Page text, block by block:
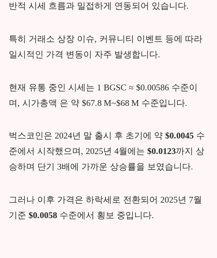
반적 시세 흐름과 밀접하게 연동되어 있습니다.
특히 거래소 상장 이슈, 커뮤니티 이벤트 등에 따라
일시적인 가격 변동이 자주 발생합니다.
현재 유통 중인 시세는 1 BGSC ≈ $0.00586 수준이
며, 시가총액 은 약 $67.8 M~$68 M 수준입니다.
벅스코인은 2024년 말 출시 후 초기에 약 $0.0045수
준에서 시작했으며, 2025년 4월에는 $0.0123까지 상
승하며 단기 3배에 가까운 상승률을 보였습니다.
그러나 이후 가격은 하락세로 전환되어 2025년 7월
기준 $0.0058수준에서 횡보 중입니다.